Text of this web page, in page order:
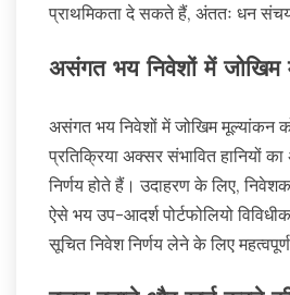
प्राथमिकता दे सकते हैं, अंततः धन संचय
असंगत भय निवेशों में जोखिम
असंगत भय निवेशों में जोखिम मूल्यांकन
प्रतिक्रिया अक्सर संभावित
निर्णय होते हैं। उदाहरण के लिए,
ऐसे भय उप-आदर्श पोर्टफोलियो
सूचित निवेश निर्णय लेने के लिए